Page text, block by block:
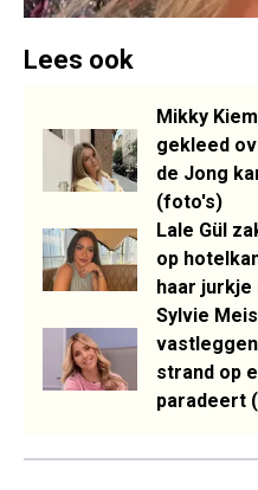
Lees ook
Mikky
gekleed
de Jong
(foto's)
Lale Gül
op
haar
Sylvie
strand op
paradeert